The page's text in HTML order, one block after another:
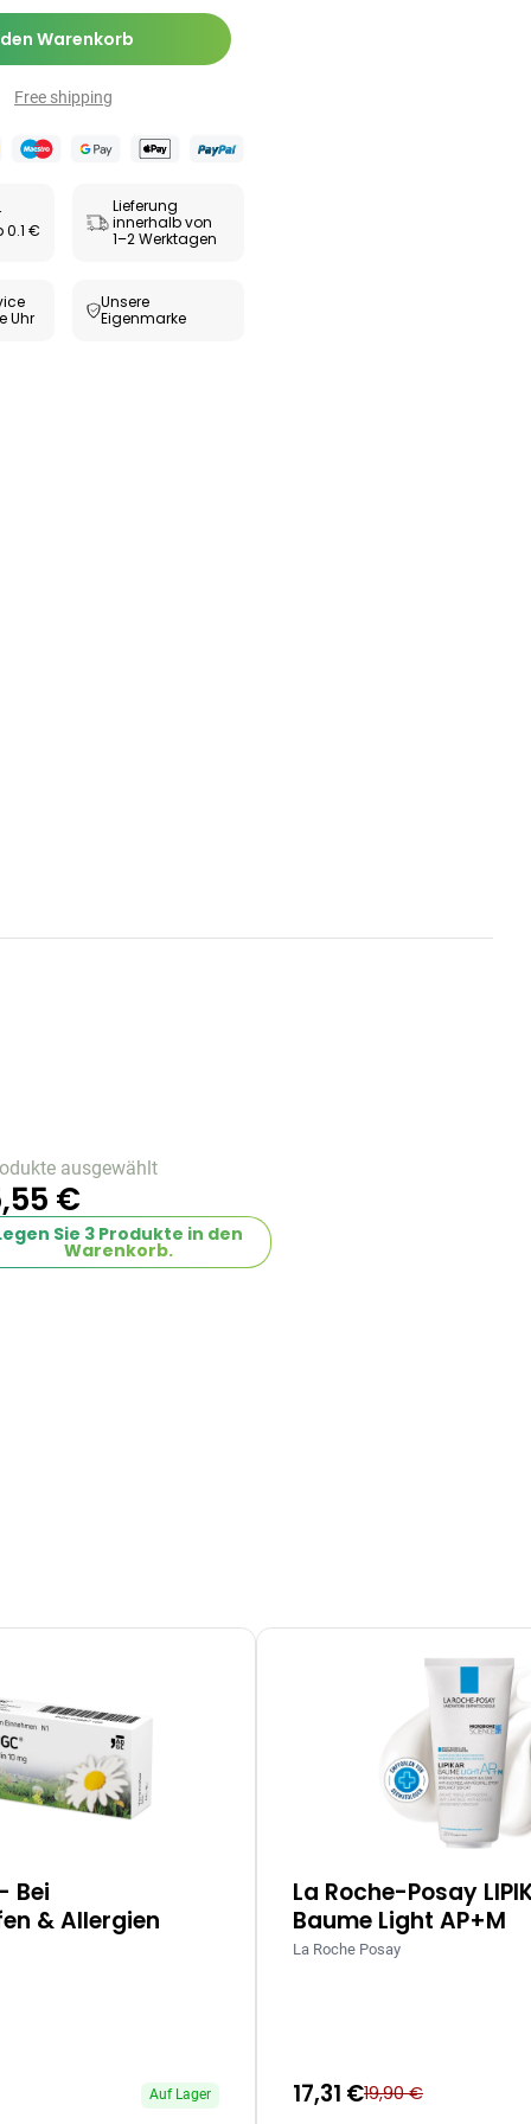
zur
Wert-
€ 17,47 € -26%
extra
€8,09 € -5%
Warenkorb
Free shipping
€
Lieferung
innerhalb von
1–2 Werktagen
Uhr
Unsere
Eigenmarke
ausgewählt
€
Sie 3 Produkte in den
Warenkorb.
Bei
& Allergien
Auf Lager
La Roche-Posay
Baume Light AP+M
La Roche Posay
17,31 €19,90 €